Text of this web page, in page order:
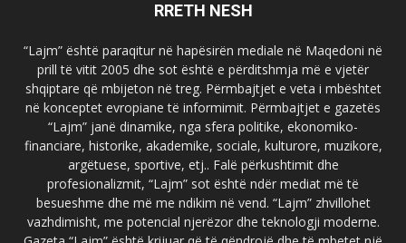
RRETH NESH
“Lajm” është paraqitur në hapësirën mediale në Maqedoni në
prill të vitit 2005 dhe sot është e përditshmja më e vjetër
shqiptare që mbijeton në treg. Përmbajtjet e veta i mbështet
në konceptet evropiane të informimit. Përmbajtjet e gazetës
“Lajm” janë dinamike, nga sfera politike, ekonomiko-
financiare, historike, akademike, sociale, kulturore, muzikore,
argëtuese, sportive, etj.. Falë përkushtimit dhe
profesionalizmit, “Lajm” sot është ndër mediat më të
besueshme dhe më me ndikim në vend. “Lajm” zhvillohet
vazhdimisht, me potencial njerëzor dhe teknologji moderne.